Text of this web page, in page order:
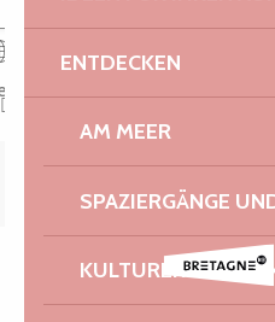
ENTDECKEN
AM MEER
SPAZIERGÄNGE
KULTURERBE UND